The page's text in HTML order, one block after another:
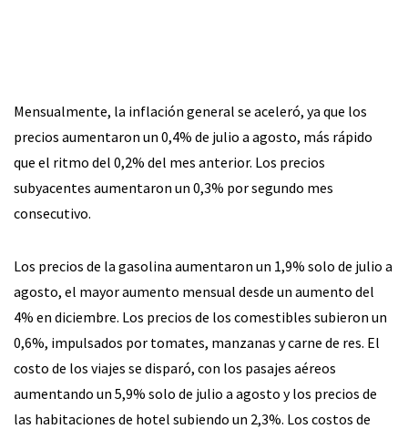
Mensualmente, la inflación general se aceleró, ya que los
precios aumentaron un 0,4% de julio a agosto, más rápido
que el ritmo del 0,2% del mes anterior. Los precios
subyacentes aumentaron un 0,3% por segundo mes
consecutivo.
Los precios de la gasolina aumentaron un 1,9% solo de julio a
agosto, el mayor aumento mensual desde un aumento del
4% en diciembre. Los precios de los comestibles subieron un
0,6%, impulsados por tomates, manzanas y carne de res. El
costo de los viajes se disparó, con los pasajes aéreos
aumentando un 5,9% solo de julio a agosto y los precios de
las habitaciones de hotel subiendo un 2,3%. Los costos de